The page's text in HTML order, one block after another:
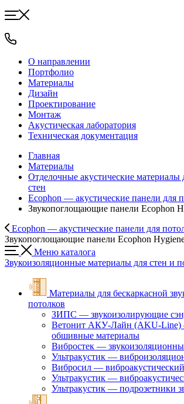
О направлении
Портфолио
Материалы
Дизайн
Проектирование
Монтаж
Акустическая лаборатория
Техническая документация
Главная
Материалы
Отделочные акустические материалы
стен
Ecophon — акустические панели для
Звукопоглощающие панели Ecophon
Ecophon — акустические панели для
Звукопоглощающие панели Ecophon
Меню каталога
Звукоизоляционные материалы для стен и
Материалы для бескаркасной
потолков
ЗИПС — звукоизолирующие
Ветонит АКУ-Лайн (AKU-Line)
обшивные материалы
Вибростек —
Ультракустик —
Вибросил —
Ультракустик —
Ультракустик — подрозетники